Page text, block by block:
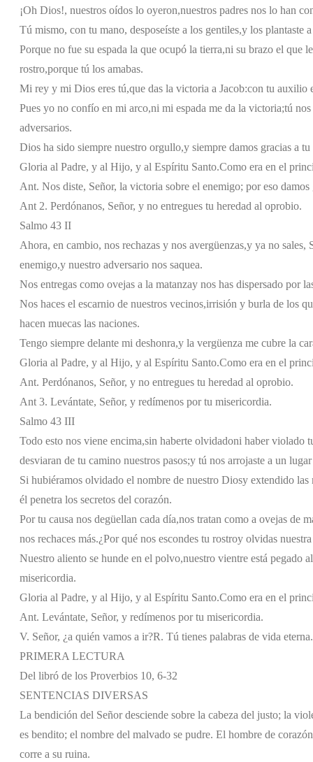
¡Oh Dios!, nuestros oídos lo oyeron,nuestros padres nos lo han
Tú mismo, con tu mano, desposeíste a los gentiles,y los plantaste
Porque no fue su espada la que ocupó la tierra,ni su brazo el que
rostro,porque tú los amabas.
Mi rey y mi Dios eres tú,que das la victoria a Jacob:con tu auxilio
Pues yo no confío en mi arco,ni mi espada me da la victoria;tú
adversarios.
Dios ha sido siempre nuestro orgullo,y siempre damos gracias a
Gloria al Padre, y al Hijo, y al Espíritu Santo.Como era en el
Ant. Nos diste, Señor, la victoria sobre el enemigo; por eso damos
Ant 2. Perdónanos, Señor, y no entregues tu heredad al oprobio.
Salmo 43 II
Ahora, en cambio, nos rechazas y nos avergüenzas,y ya no sales,
enemigo,y nuestro adversario nos saquea.
Nos entregas como ovejas a la matanzay nos has dispersado por
Nos haces el escarnio de nuestros vecinos,irrisión y burla de los
hacen muecas las naciones.
Tengo siempre delante mi deshonra,y la vergüenza me cubre la
Gloria al Padre, y al Hijo, y al Espíritu Santo.Como era en el
Ant. Perdónanos, Señor, y no entregues tu heredad al oprobio.
Ant 3. Levántate, Señor, y redímenos por tu misericordia.
Salmo 43 III
Todo esto nos viene encima,sin haberte olvidadoni haber violado
desviaran de tu camino nuestros pasos;y tú nos arrojaste a un
Si hubiéramos olvidado el nombre de nuestro Diosy extendido las
él penetra los secretos del corazón.
Por tu causa nos degüellan cada día,nos tratan como a ovejas de
nos rechaces más.¿Por qué nos escondes tu rostroy olvidas
Nuestro aliento se hunde en el polvo,nuestro vientre está pegado
misericordia.
Gloria al Padre, y al Hijo, y al Espíritu Santo.Como era en el
Ant. Levántate, Señor, y redímenos por tu misericordia.
V. Señor, ¿a quién vamos a ir?R. Tú tienes palabras de vida eterna.
PRIMERA LECTURA
Del libró de los Proverbios 10, 6-32
SENTENCIAS DIVERSAS
La bendición del Señor desciende sobre la cabeza del justo; la
es bendito; el nombre del malvado se pudre. El hombre de
corre a su ruina.